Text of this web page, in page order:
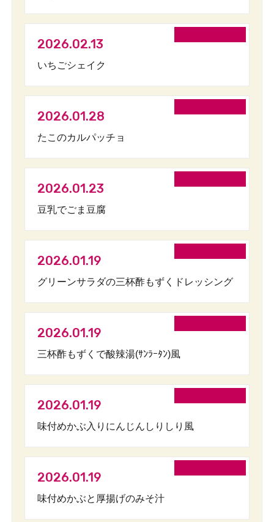
2026.02.13
いちごシェイク
2026.01.28
たこのカルパッチョ
2026.01.23
豆乳でごま豆腐
2026.01.19
グリーンサラダの三杯酢もずくドレッシング
2026.01.19
三杯酢もずくで酸辣湯(ｻﾝﾗｰﾀﾝ)風
2026.01.19
味付めかぶ入りにんじんしりしり風
2026.01.19
味付めかぶと厚揚げのみそ汁